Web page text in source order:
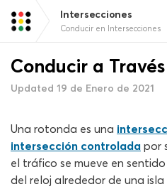
Intersecciones
Conducir en Intersecciones
Conducir a
Updated 19 de Enero de 2021
Una rotonda es una
intersección controlada por
el tráfico se mueve en
del reloj alrededor de una